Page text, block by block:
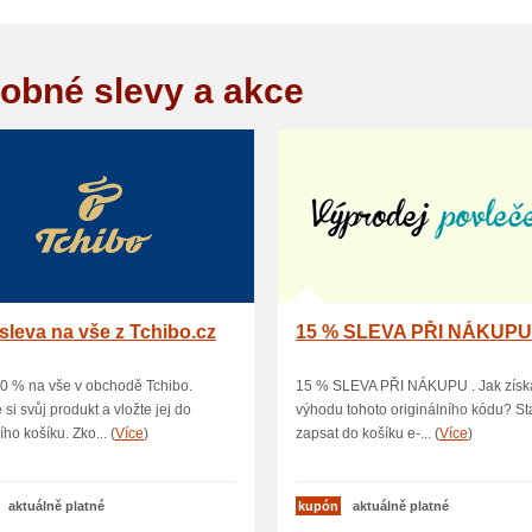
slevy a akce
na vše z Tchibo.cz
% na vše v obchodě Tchibo.
si svůj produkt a vložte jej do
košíku. Zko... (Více)
aktuálně platné
15 % SLEVA PŘI
15 % SLEVA PŘI NÁKUPU . Jak
výhodu tohoto originálního kódu?
zapsat do košíku e-... (Více)
kupón aktuálně platné